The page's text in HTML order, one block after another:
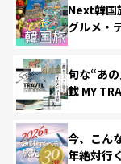
Next韓国
グルメ・
旬な“あ
載 MY
今、こん
年絶対行